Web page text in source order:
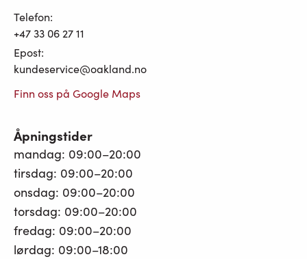
Telefon:
+47 33 06 27 11
Epost:
kundeservice@oakland.no
Finn oss på Google Maps
Åpningstider
mandag: 09:00–20:00
tirsdag: 09:00–20:00
onsdag: 09:00–20:00
torsdag: 09:00–20:00
fredag: 09:00–20:00
lørdag: 09:00–18:00